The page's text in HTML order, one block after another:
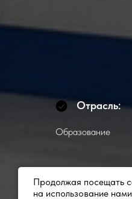
Продолжая посещать
на использование
Отрасль:
Образование